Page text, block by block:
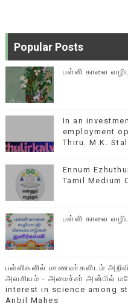
Popular Posts
பள்ளி காலை
In an
employment
Thiru. M.K.
Ennum
Tamil Medium
பள்ளி காலை
பள்ளிகளில் மாணவா்களிடம்
அவசியம் - அமைச்சா் அன்பில்
interest in science among
Anbil Mahes